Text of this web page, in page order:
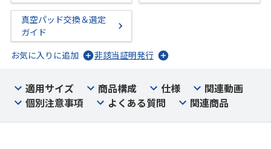
真空パッド交換＆選定
ガイド
お気に入りに追加
非該当証明発行
適用サイズ 商品構成 仕様
関連動画
個別注意事項
よくある質問 関連商品